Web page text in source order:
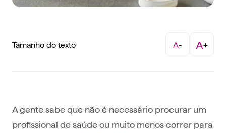
Tamanho do texto A- A+
A gente sabe que não é necessário procurar um
profissional de saúde ou muito menos correr para